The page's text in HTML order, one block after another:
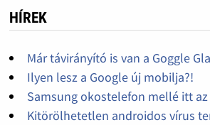
HÍREK
Már távirányító is van a Goggle
Ilyen lesz a Google új mobilja?!
Samsung okostelefon mellé itt
Kitörölhetetlen androidos vírus